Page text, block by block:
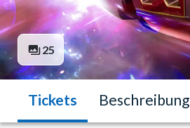
25
Tickets Beschreibung